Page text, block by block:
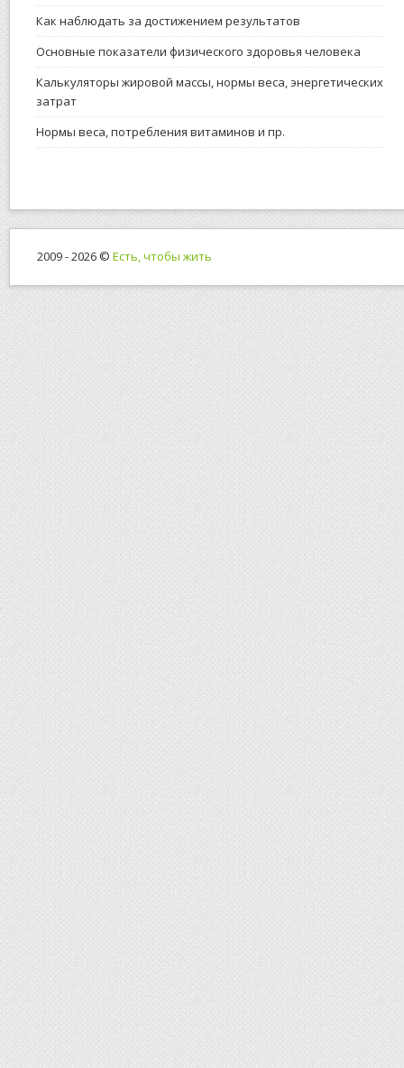
Как наблюдать за достижением результатов
Основные показатели физического здоровья человека
Калькуляторы жировой массы, нормы веса, энергетических
затрат
Нормы веса, потребления витаминов и пр.
2009 - 2026 © Есть, чтобы жить